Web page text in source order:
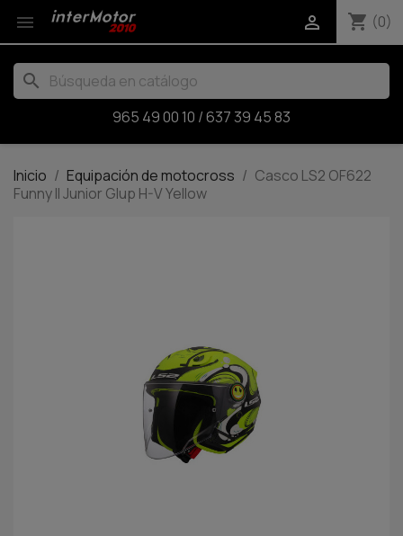
 shopping_cart (0)

search
965 49 00 10 /637 39 45 83
Inicio Equipación de motocross
Casco LS2 OF622
Funny II Junior Glup H-V Yellow